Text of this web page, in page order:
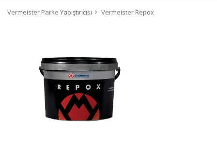
Vermeister Parke Yapıştırıcısı Vermeister Repox